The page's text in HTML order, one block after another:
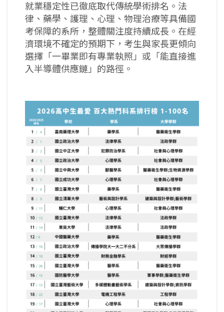
就業穩定性已徹底取代傳統學術排名。法
律、藥學、護理、心理、物理治療等具備國
考保障的系所，整體關注度持續成長。在經
濟環境不確定的預期下，考生與家長更傾向
選擇「一畢業即有專業執照」或「能直接進
入半導體供應鏈」的路徑。